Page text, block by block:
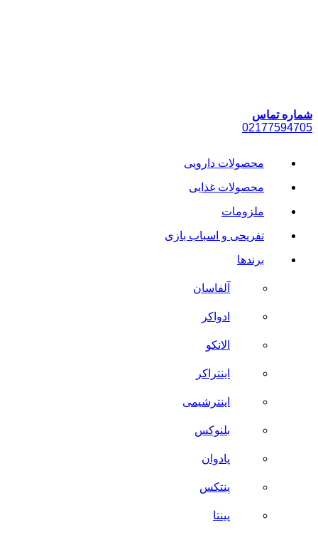
شماره تماس
02177594705
محصولات دارویی
محصولات غذایی
ملزومات
تفریحی و اسباب بازی
برندها
آلفاسان
ادواکر
الانکو
اینتراکر
اینترشیمی
بلنوکس
پادوان
پنتکس
پینتا